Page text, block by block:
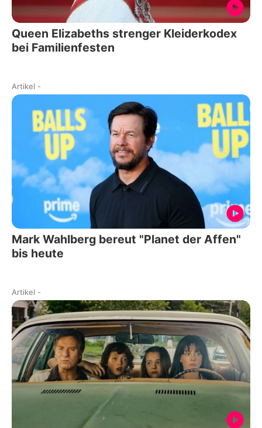
Queen Elizabeths strenger Kleiderkodex
bei Familienfesten
Artikel -
Mark Wahlberg bereut "Planet der Affen"
bis heute
Artikel -